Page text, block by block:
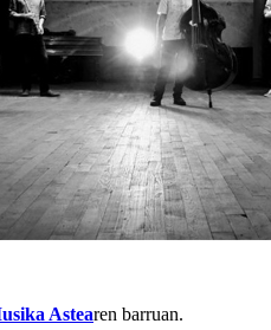
Astearen barruan.